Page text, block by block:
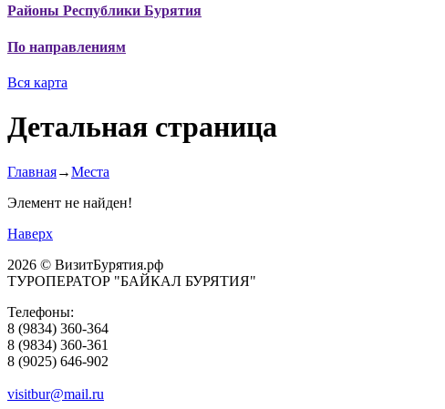
Районы Республики Бурятия
По направлениям
Вся карта
Детальная страница
Главная→Места
Элемент не найден!
Наверх
2026 © ВизитБурятия.рф
ТУРОПЕРАТОР "БАЙКАЛ БУРЯТИЯ"
Телефоны:
8 (9834) 360-364
8 (9834) 360-361
8 (9025) 646-902
visitbur@mail.ru